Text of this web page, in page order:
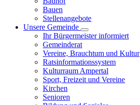
Bauen
Stellenangebote
Unsere Gemeinde
Ihr Bürgermeister informiert
Gemeinderat
Vereine, Brauchtum und Kultur
Ratsinformationssystem
Kulturraum Ampertal
Sport, Freizeit und Vereine
Kirchen
Senioren